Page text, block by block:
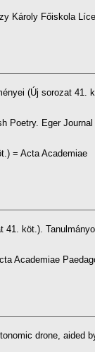
Károly Főiskola
(Új sorozat 41.
Poetry. Eger Journal
= Acta Academiae
41. köt.).
Academiae
drone, aided